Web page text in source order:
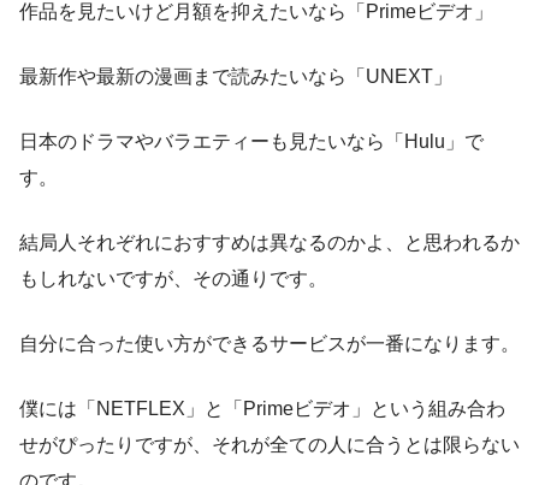
作品を見たいけど月額を抑えたいなら「Primeビデオ」
最新作や最新の漫画まで読みたいなら「UNEXT」
日本のドラマやバラエティーも見たいなら「Hulu」で
す。
結局人それぞれにおすすめは異なるのかよ、と思われるか
もしれないですが、その通りです。
自分に合った使い方ができるサービスが一番になります。
僕には「NETFLEX」と「Primeビデオ」という組み合わ
せがぴったりですが、それが全ての人に合うとは限らない